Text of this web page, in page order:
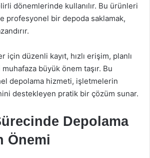
dönemlerinde kullanılır. Bu ürünleri
profesyonel bir depoda saklamak,
için düzenli kayıt, hızlı erişim, planlı
büyük önem taşır. Bu
depolama hizmeti, işletmelerin
destekleyen pratik bir çözüm sunar.
Depolama
Önemi